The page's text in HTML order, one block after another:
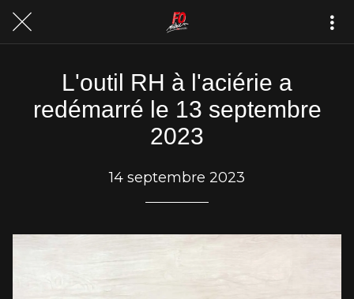
L'outil RH à l'aciérie a
redémarré le 13 septembre
2023
14 septembre 2023